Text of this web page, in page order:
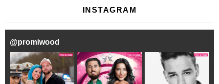
INSTAGRAM
@promiwood